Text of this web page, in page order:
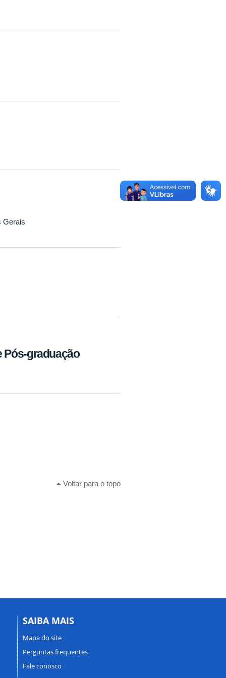
Gerais
Pós-graduação
Voltar para o topo
SAIBA MAIS
Mapa do site
Perguntas frequentes
Fale conosco